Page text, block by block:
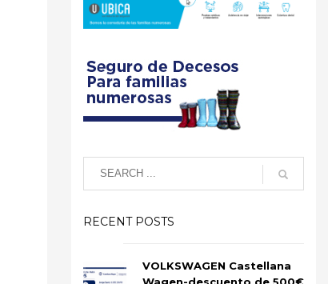
RECENT POSTS
VOLKSWAGEN Castellana
Wagen-descuento de 500€